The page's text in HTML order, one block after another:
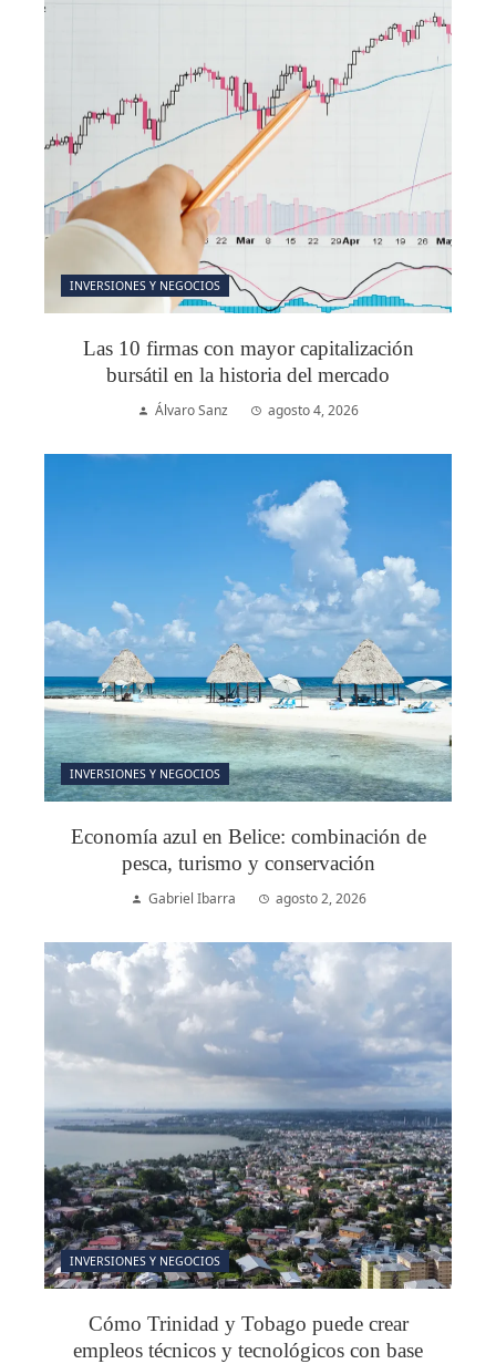
INVERSIONES Y NEGOCIOS
Las 10 firmas con mayor capitalización
bursátil en la historia del mercado
Álvaro Sanz agosto 4, 2026
INVERSIONES Y NEGOCIOS
Economía azul en Belice: combinación de
pesca, turismo y conservación
Gabriel Ibarra agosto 2, 2026
INVERSIONES Y NEGOCIOS
Cómo Trinidad y Tobago puede crear
empleos técnicos y tecnológicos con base